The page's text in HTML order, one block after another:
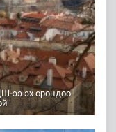
ээ эх орондоо